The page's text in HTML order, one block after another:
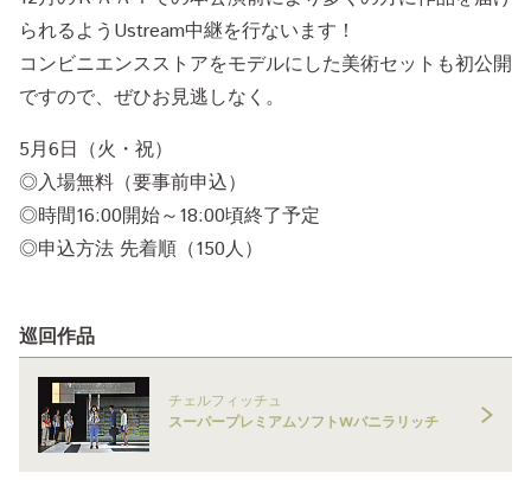
られるようUstream中継を行ないます！
コンビニエンスストアをモデルにした美術セットも初公開
ですので、ぜひお見逃しなく。
5月6日（火・祝）
◎入場無料（要事前申込）
◎時間16:00開始～18:00頃終了予定
◎申込方法 先着順（150人）
巡回作品
チェルフィッチュ
スーパープレミアムソフトWバニラリッチ